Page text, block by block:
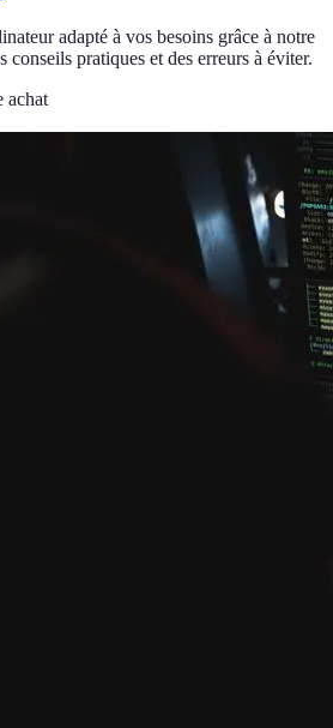
adapté à vos besoins grâce à notre
conseils pratiques et des erreurs à éviter.
achat